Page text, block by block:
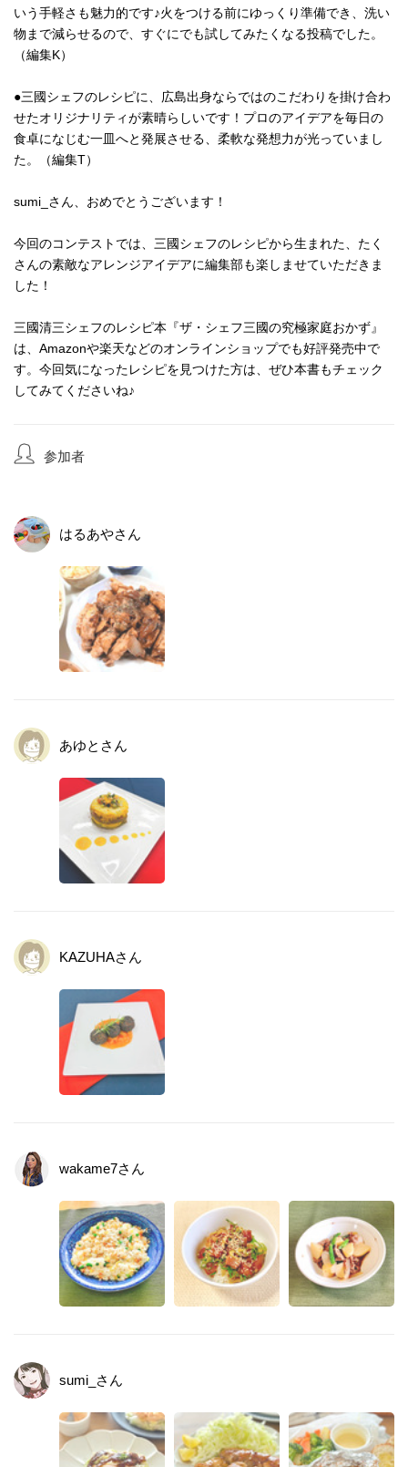
いう手軽さも魅力的です♪火をつける前にゆっくり準備でき、洗い
物まで減らせるので、すぐにでも試してみたくなる投稿でした。
（編集K）
●三國シェフのレシピに、広島出身ならではのこだわりを掛け合わ
せたオリジナリティが素晴らしいです！プロのアイデアを毎日の
食卓になじむ一皿へと発展させる、柔軟な発想力が光っていまし
た。（編集T）
sumi_さん、おめでとうございます！
今回のコンテストでは、三國シェフのレシピから生まれた、たく
さんの素敵なアレンジアイデアに編集部も楽しませていただきま
した！
三國清三シェフのレシピ本『ザ・シェフ三國の究極家庭おかず』
は、Amazonや楽天などのオンラインショップでも好評発売中で
す。今回気になったレシピを見つけた方は、ぜひ本書もチェック
してみてくださいね♪
参加者
はるあやさん
あゆと さん
KAZUHAさん
wakame7さん
sumi_ さん